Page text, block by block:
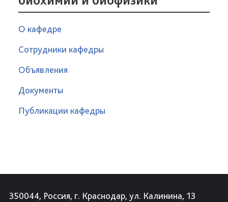
О кафедре
Сотрудники кафедры
Объявления
Документы
Публикации кафедры
350044, Россия, г. Краснодар, ул. Калинина, 13